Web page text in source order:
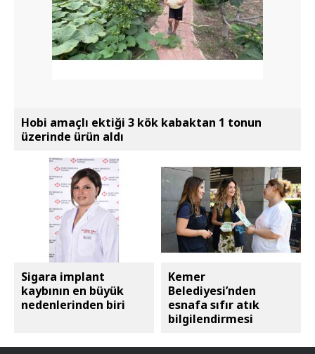
Hobi amaçlı ektiği 3 kök kabaktan 1 tonun
üzerinde ürün aldı
Sigara implant
kaybının en büyük
nedenlerinden biri
Kemer
Belediyesi’nden
esnafa sıfır atık
bilgilendirmesi